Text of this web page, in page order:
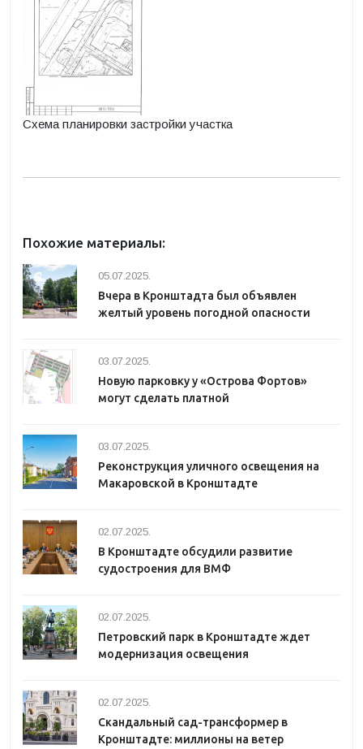
Схема планировки застройки участка
Похожие материалы:
05.07.2025.
Вчера в Кронштадта был объявлен
желтый уровень погодной опасности
03.07.2025.
Новую парковку у «Острова Фортов»
могут сделать платной
03.07.2025.
Реконструкция уличного освещения на
Макаровской в Кронштадте
02.07.2025.
В Кронштадте обсудили развитие
судостроения для ВМФ
02.07.2025.
Петровский парк в Кронштадте ждет
модернизация освещения
02.07.2025.
Скандальный сад-трансформер в
Кронштадте: миллионы на ветер